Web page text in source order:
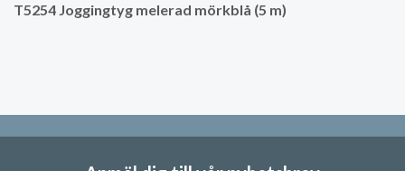
T5254 Joggingtyg melerad mörkblå (5 m)